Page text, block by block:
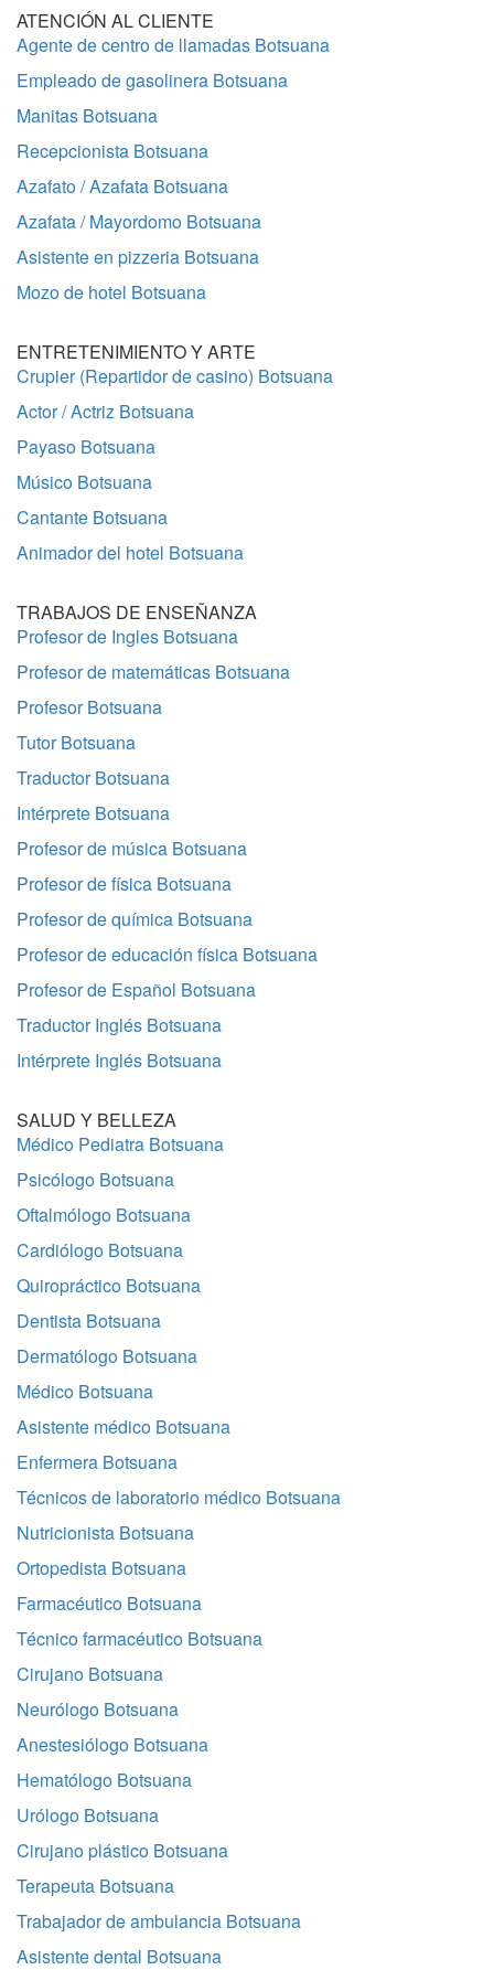
ATENCIÓN AL CLIENTE
Agente de centro de llamadas Botsuana
Empleado de gasolinera Botsuana
Manitas Botsuana
Recepcionista Botsuana
Azafato / Azafata Botsuana
Azafata / Mayordomo Botsuana
Asistente en pizzeria Botsuana
Mozo de hotel Botsuana
ENTRETENIMIENTO Y ARTE
Crupier (Repartidor de casino) Botsuana
Actor / Actriz Botsuana
Payaso Botsuana
Músico Botsuana
Cantante Botsuana
Animador del hotel Botsuana
TRABAJOS DE ENSEÑANZA
Profesor de Ingles Botsuana
Profesor de matemáticas Botsuana
Profesor Botsuana
Tutor Botsuana
Traductor Botsuana
Intérprete Botsuana
Profesor de música Botsuana
Profesor de física Botsuana
Profesor de química Botsuana
Profesor de educación física Botsuana
Profesor de Español Botsuana
Traductor Inglés Botsuana
Intérprete Inglés Botsuana
SALUD Y BELLEZA
Médico Pediatra Botsuana
Psicólogo Botsuana
Oftalmólogo Botsuana
Cardiólogo Botsuana
Quiropráctico Botsuana
Dentista Botsuana
Dermatólogo Botsuana
Médico Botsuana
Asistente médico Botsuana
Enfermera Botsuana
Técnicos de laboratorio médico Botsuana
Nutricionista Botsuana
Ortopedista Botsuana
Farmacéutico Botsuana
Técnico farmacéutico Botsuana
Cirujano Botsuana
Neurólogo Botsuana
Anestesiólogo Botsuana
Hematólogo Botsuana
Urólogo Botsuana
Cirujano plástico Botsuana
Terapeuta Botsuana
Trabajador de ambulancia Botsuana
Asistente dental Botsuana